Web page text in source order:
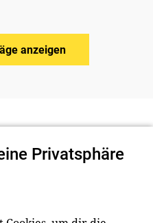
anzeigen
Privatsphäre